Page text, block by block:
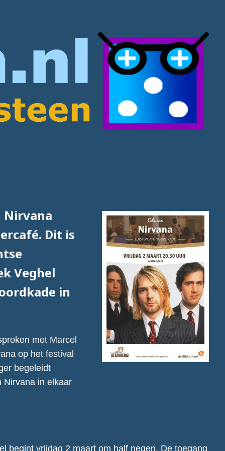
Nirvana
Dit is
Veghel
in
met Marcel
op het festival
begeleidt
Nirvana in elkaar
begint vrijdag 2 maart om half negen. De toegang